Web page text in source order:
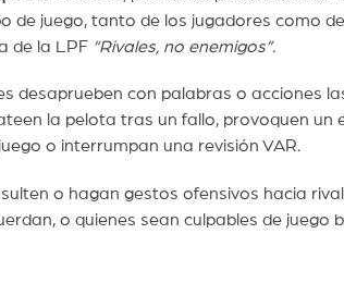
de juego, tanto de los jugadores como
de la LPF “Rivales, no enemigos”.
desaprueben con palabras o acciones
la pelota tras un fallo, provoquen un
o interrumpan una revisión VAR.
o hagan gestos ofensivos hacia
o quienes sean culpables de juego